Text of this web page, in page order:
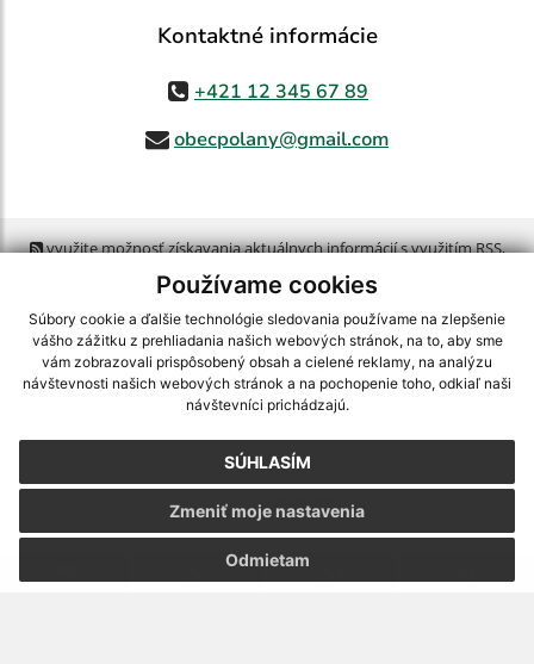
Používame cookies
Súbory cookie a ďalšie technológie sledovania používame na zlepšenie
vášho zážitku z prehliadania našich webových stránok, na to, aby sme
vám zobrazovali prispôsobený obsah a cielené reklamy, na analýzu
návštevnosti našich webových stránok a na pochopenie toho, odkiaľ naši
návštevníci prichádzajú.
SÚHLASÍM
Odmietam
Zmeniť moje nastavenia
Kontaktné informácie
+421 12 345 67 89
obecpolany@gmail.com
využite možnosť získavania aktuálnych informácií s využitím RSS,
CMS systém (redakčný) systém ECHELON 2, Mapa stránok
webex.digital, s.r.o.,domény,registrácia domény
spoločnosť webex.digital, s.r.o.,technický prevádzkovateľ
Posledná aktualizácia:06.08.2026
Vytlačiť stránku|Vyhlásenie o prístupnosti
webdesign